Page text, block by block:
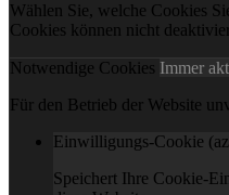
Wählen Sie, welche Cookies
Cookies können nicht
Notwendige Cookies Immer
Für den Betrieb der Website
Einwilligungs-Cookie
Speichert Ihre Cookie-